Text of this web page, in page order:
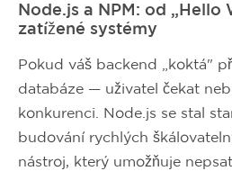
Node.js a NPM: od
zatížené systémy
Pokud váš backend „koktá"
databáze — uživatel čekat
konkurenci. Node.js se stal
budování rychlých
nástroj, který umožňuje